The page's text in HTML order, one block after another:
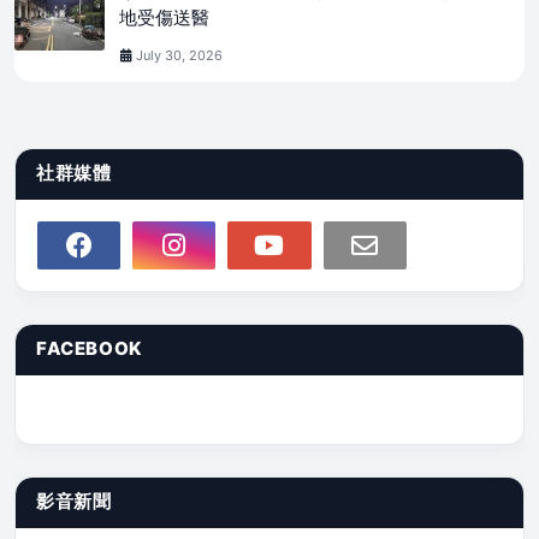
地受傷送醫
July 30, 2026
社群媒體
FACEBOOK
影音新聞